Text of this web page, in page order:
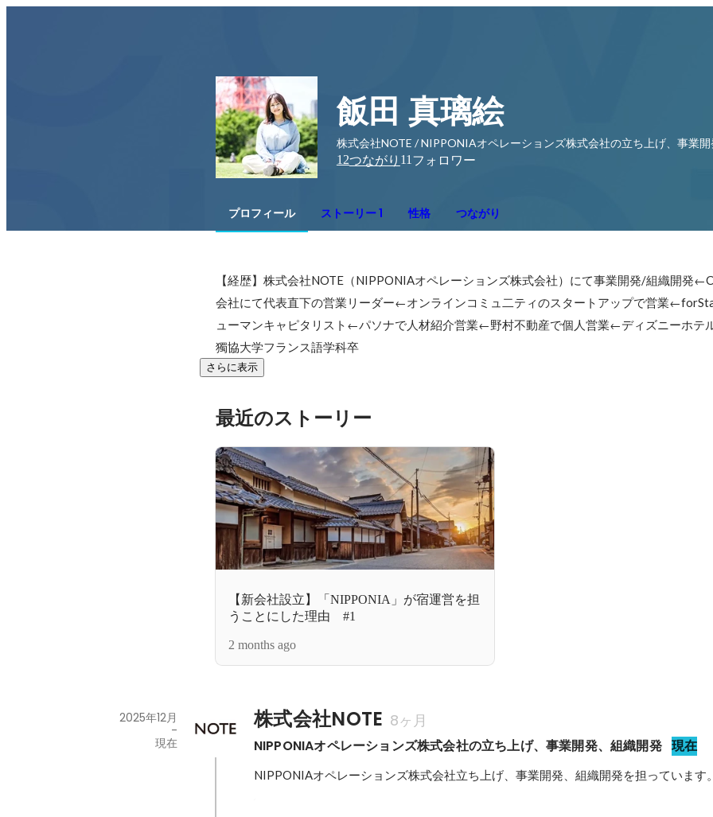
飯田 真璃絵
株式会社NOTE / NIPPONIAオペレーションズ株式会社の立ち上げ、事業
12つながり 11 フォロワー
プロフィール ストーリー 1 性格 つながり
【経歴】株式会社NOTE（NIPPONIAオペレーションズ株式会社）にて事業開発/組織開発
会社にて代表直下の営業リーダー←オンラインコミュ二ティのスタートアップで営業
ューマンキャピタリスト←パソナで人材紹介営業←野村不動産で個人営業←ディズニーホテ
獨協大学フランス語学科卒
さらに表示
最近のストーリー
【新会社設立】「NIPPONIA」が宿運営を担
うことにした理由 #1
2 months ago
株式会社NOTE 8ヶ月
NIPPONIAオペレーションズ株式会社の立ち上げ、事業開発、組織開発 現在
2025年12月
-
現在
NIPPONIAオペレーションズ株式会社立ち上げ、事業開発、組織開発を担っています